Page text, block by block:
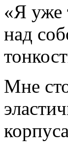
«Я уже
над
Мне